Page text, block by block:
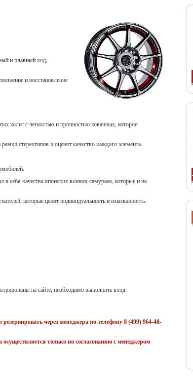
и плавный ход,
и восстановление
колес с легкостью и прочностью кованных, которое
стереотипов и оценят качество каждого элемента.
себя качества японских воинов-самураев, которые и на
которые ценят индивидуальность и изысканность.
на сайте, необходимо выполнить вход.
через менеджера по телефону 8 (499) 964-48-
только по согласованию с менеджером